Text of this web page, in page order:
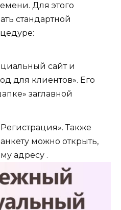
Для этого
стандартной
сайт и
для клиентов». Его
заглавной
Также
можно открыть,
адресу .